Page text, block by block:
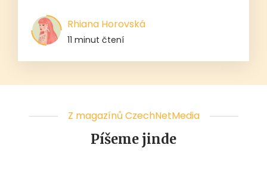
Rhiana Horovská
11 minut čtení
Z magazínů CzechNetMedia
Píšeme jinde